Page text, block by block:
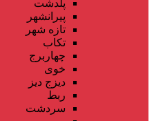
پلدشت
پیرانشهر
تازه شهر
تکاب
چهاربرج
خوی
دیزج دیز
ربط
سردشت